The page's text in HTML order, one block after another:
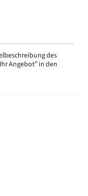
des
Angebot” in den